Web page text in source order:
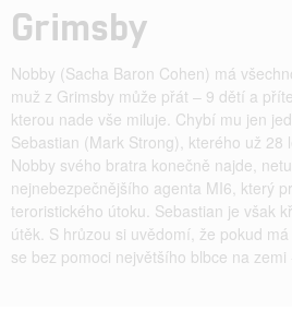
Grimsby
Nobby (Sacha Baron Cohen) má
muž z Grimsby může přát – 9 dětí a
kterou nade vše miluje. Chybí mu jen
Sebastian (Mark Strong), kterého už 28
Nobby svého bratra konečně najde,
nejnebezpečnějšího agenta MI6, který
teroristického útoku. Sebastian je však
útěk. S hrůzou si uvědomí, že pokud
se bez pomoci největšího blbce na zemi